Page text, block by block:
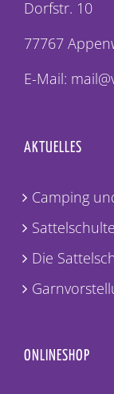
Dorfstr. 10
77767
E-Mail:
AKTUELLES
Camping
Die
ONLINESHOP